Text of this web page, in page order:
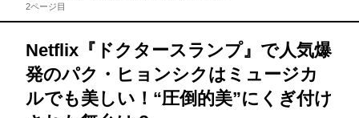
2ページ目
Netflix『ドクタースランプ』で人気爆
発のパク・ヒョンシクはミュージカ
ルでも美しい！“圧倒的美”にくぎ付け